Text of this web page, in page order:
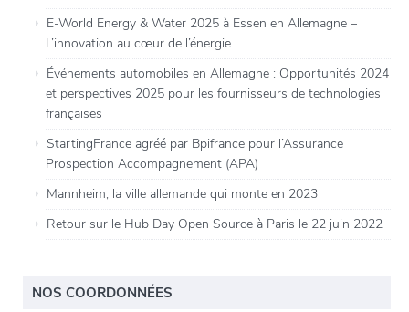
E-World Energy & Water 2025 à Essen en Allemagne –
L’innovation au cœur de l’énergie
Événements automobiles en Allemagne : Opportunités 2024
et perspectives 2025 pour les fournisseurs de technologies
françaises
StartingFrance agréé par Bpifrance pour l’Assurance
Prospection Accompagnement (APA)
Mannheim, la ville allemande qui monte en 2023
Retour sur le Hub Day Open Source à Paris le 22 juin 2022
NOS COORDONNÉES